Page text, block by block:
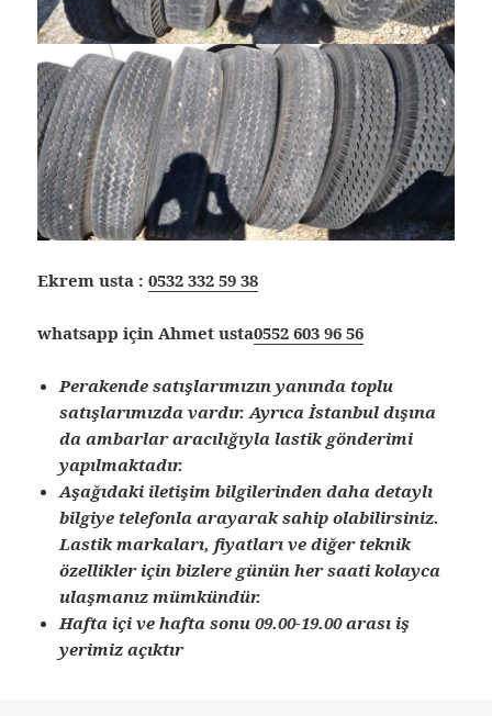
Ekrem usta :0532 332 59 38
whatsapp için Ahmet usta0552 603 96 56
Perakende satışlarımızın yanında toplu
satışlarımızda vardır. Ayrıca İstanbul dışına
da ambarlar aracılığıyla lastik gönderimi
yapılmaktadır.
Aşağıdaki iletişim bilgilerinden daha detaylı
bilgiye telefonla arayarak sahip olabilirsiniz.
Lastik markaları, fiyatları ve diğer teknik
özellikler için bizlere günün her saati kolayca
ulaşmanız mümkündür.
Hafta içi ve hafta sonu 09.00-19.00 arası iş
yerimiz açıktır